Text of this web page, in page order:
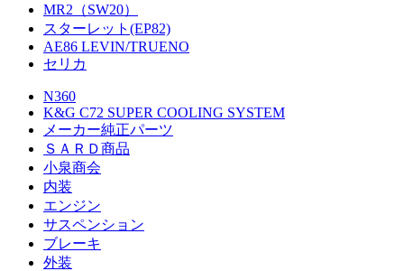
MR2（SW20）
スターレット(EP82)
AE86 LEVIN/TRUENO
セリカ
N360
K&G C72 SUPER COOLING SYSTEM
メーカー純正パーツ
ＳＡＲＤ商品
小泉商会
内装
エンジン
サスペンション
ブレーキ
外装